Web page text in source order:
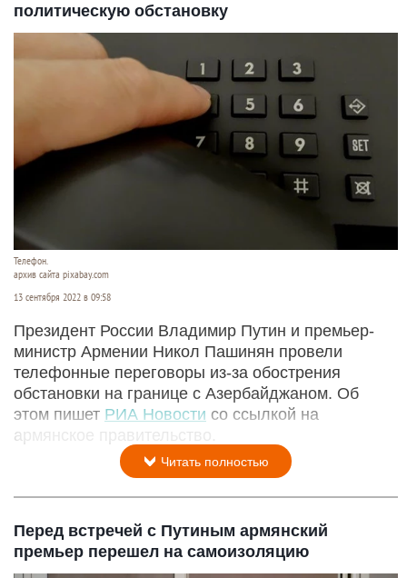
политическую обстановку
Телефон.
архив сайта pixabay.com
13 сентября 2022 в 09:58
Президент России Владимир Путин и премьер-
министр Армении Никол Пашинян провели
телефонные переговоры из-за обострения
обстановки на границе с Азербайджаном. Об
этом пишет РИА Новости со ссылкой на
армянское правительство.
Читать полностью
Перед встречей с Путиным армянский
премьер перешел на самоизоляцию